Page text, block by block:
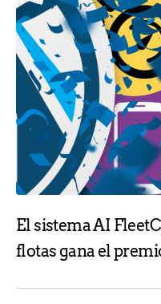
El sistema AI
flotas gana el